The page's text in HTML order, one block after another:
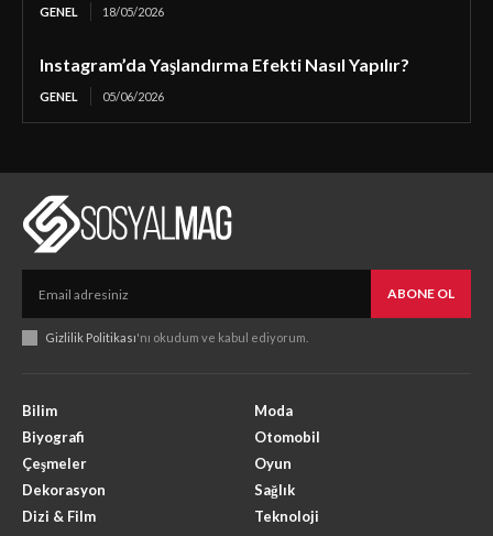
GENEL 18/05/2026
Instagram’da Yaşlandırma Efekti Nasıl Yapılır?
GENEL 05/06/2026
ABONE OL
Gizlilik Politikası'nı okudum ve kabul ediyorum.
Bilim
Biyografi
Çeşmeler
Dekorasyon
Dizi & Film
Moda
Otomobil
Oyun
Sağlık
Teknoloji